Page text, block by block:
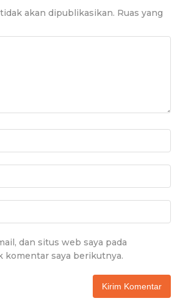
akan dipublikasikan. Ruas yang
dan situs web saya pada
komentar saya berikutnya.